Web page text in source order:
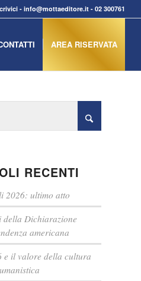
-info@mottaeditore.it -02 300761
AREA RISERVATA
RECENTI
2026: ultimo atto
della Dichiarazione
americana
e il valore della cultura
umanistica